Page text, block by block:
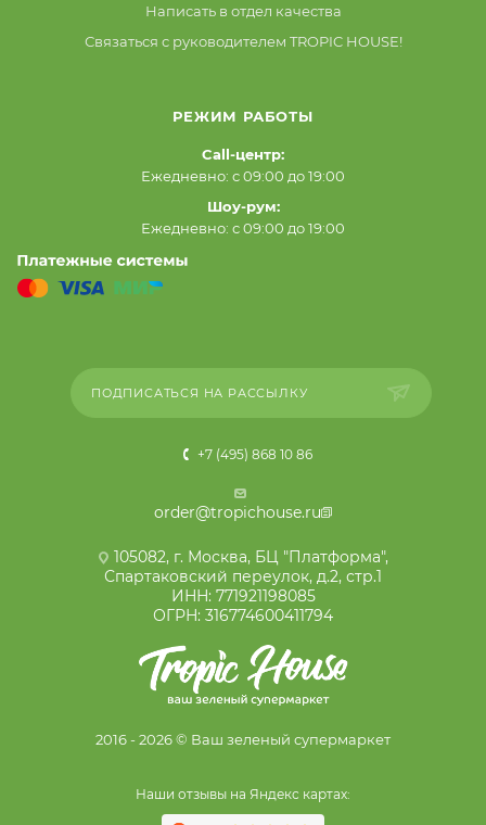
Написать в отдел качества
Связаться с руководителем TROPIC HOUSE!
РЕЖИМ РАБОТЫ
Call-центр:
Ежедневно: с 09:00 до 19:00
Шоу-рум:
Ежедневно: с 09:00 до 19:00
ПОДПИСАТЬСЯ НА РАССЫЛКУ
+7 (495) 868 10 86
order@tropichouse.ru
105082, г. Москва, БЦ "Платформа",
Спартаковский переулок, д.2, стр.1
ИНН: 771921198085
ОГРН: 316774600411794
2016 - 2026 © Ваш зеленый супермаркет
Наши отзывы на Яндекс картах: